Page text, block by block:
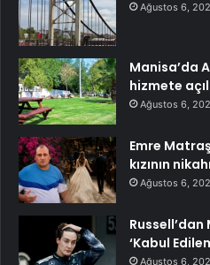
Ağustos 6,
Manisa’da
hizmete
Ağustos 6,
Emre
kızının
Ağustos 6,
Russell’dan
‘Kabul
Ağustos 6,